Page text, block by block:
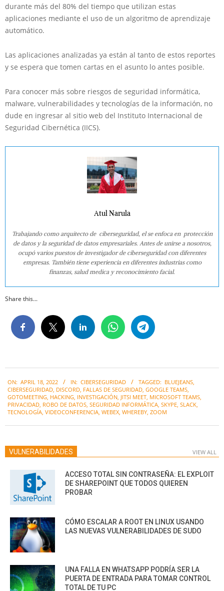
durante más del 80% del tiempo que utilizan estas
aplicaciones mediante el uso de un algoritmo de aprendizaje
automático.
Las aplicaciones analizadas ya están al tanto de estos reportes
y se espera que tomen cartas en el asunto lo antes posible.
Para conocer más sobre riesgos de seguridad informática,
malware, vulnerabilidades y tecnologías de la información, no
dude en ingresar al sitio web del Instituto Internacional de
Seguridad Cibernética (IICS).
Atul Narula
Trabajando como arquitecto de ciberseguridad, el se enfoca en protección
de datos y la seguridad de datos empresariales. Antes de unirse a nosotros,
ocupó varios puestos de investigador de ciberseguridad con diferentes
empresas. También tiene experiencia en diferentes industrias como
finanzas, salud medica y reconocimiento facial.
Share this...
04-
18
ON: APRIL 18, 2022 IN: CIBERSEGURIDAD TAGGED: BLUEJEANS
CIBERSEGURIDAD DISCORD FALLAS DE SEGURIDAD GOOGLE TEAMS
GOTOMEETING HACKING INVESTIGACIÓN JITSI MEET MICROSOFT TEAMS
PRIVACIDAD ROBO DE DATOS SEGURIDAD INFORMÁTICA SKYPE SLACK
TECNOLOGÍA VIDEOCONFERENCIA WEBEX WHEREBY ZOOM
VULNERABILIDADES VIEW ALL
ACCESO TOTAL SIN CONTRASEÑA: EL EXPLOIT
DE SHAREPOINT QUE TODOS QUIEREN
PROBAR
CÓMO ESCALAR A ROOT EN LINUX USANDO
LAS NUEVAS VULNERABILIDADES DE SUDO
UNA FALLA EN WHATSAPP PODRÍA SER LA
PUERTA DE ENTRADA PARA TOMAR CONTROL
TOTAL DE TU PC